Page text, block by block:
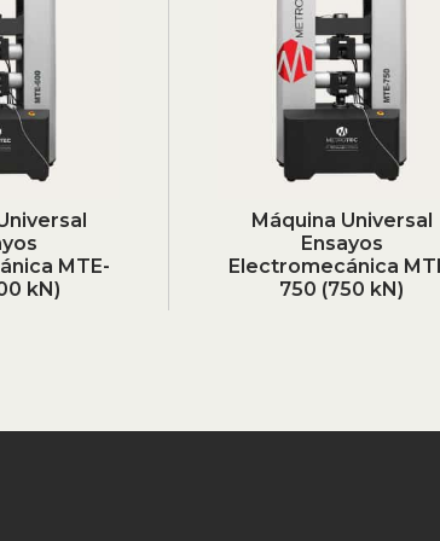
MTE-
kN)
Máquina Universal
Ensayos
Electromecánica
750 (750 kN)